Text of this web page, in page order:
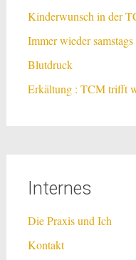
Kinderwunsch in der
Immer wieder
Blutdruck
Erkältung : TCM trifft
Internes
Die Praxis und Ich
Kontakt